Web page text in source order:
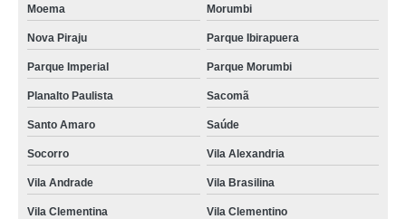
Moema Morumbi
Nova Piraju Parque Ibirapuera
Parque Imperial Parque Morumbi
Planalto Paulista Sacomã
Santo Amaro Saúde
Socorro Vila Alexandria
Vila Andrade Vila Brasilina
Vila Clementina Vila Clementino